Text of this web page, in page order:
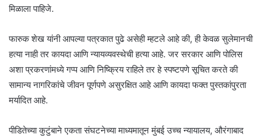
मिळाला पाहिजे.
फारुक शेख यांनी आपल्या पत्रकात पुढे असेही म्हटले आहे की, ही केवळ सुलेमानची
हत्या नाही तर कायदा आणि न्यायव्यवस्थेची हत्या आहे. जर सरकार आणि पोलिस
अशा प्रकरणांमध्ये गप्प आणि निष्क्रिय राहिले तर हे स्पष्टपणे सूचित करते की
सामान्य नागरिकांचे जीवन पूर्णपणे असुरक्षित आहे आणि कायदा फक्त पुस्तकांपुरता
मर्यादित आहे.
पीडितेच्या कुटुंबाने एकता संघटनेच्या माध्यमातून मुंबई उच्च न्यायालय, औरंगाबाद